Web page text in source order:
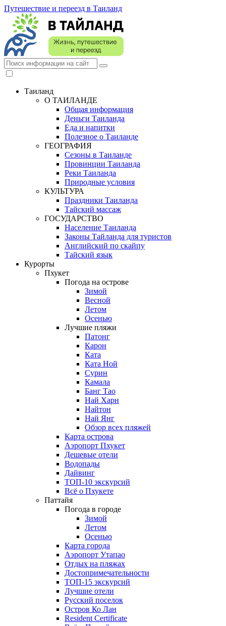
Путешествие и переезд в Таиланд
Таиланд
О ТАИЛАНДЕ
Общая информация
Деньги Таиланда
Еда и напитки
Полезное о Таиланде
ГЕОГРАФИЯ
Сезоны в Таиланде
Провинции Таиланда
Реки Таиланда
Природные условия
КУЛЬТУРА
Праздники Таиланда
Тайский массаж
ГОСУДАРСТВО
Население Таиланда
Законы Тайланда для туристов
Английский по скайпу
Тайский язык
Курорты
Пхукет
Погода на острове
Зимой
Весной
Летом
Осенью
Лучшие пляжи
Патонг
Карон
Ката
Ката Ной
Сурин
Камала
Банг Тао
Най Харн
Найтон
Най Янг
Обзор всех пляжей
Карта острова
Аэропорт Пхукет
Дешевые отели
Водопады
Дайвинг
ТОП-10 экскурсий
Всё о Пхукете
Паттайя
Погода в городе
Зимой
Летом
Осенью
Карта города
Аэропорт Утапао
Отдых на пляжах
Достопримечательности
ТОП-15 экскурсий
Лучшие отели
Русский поселок
Остров Ко Лан
Resident Certificate